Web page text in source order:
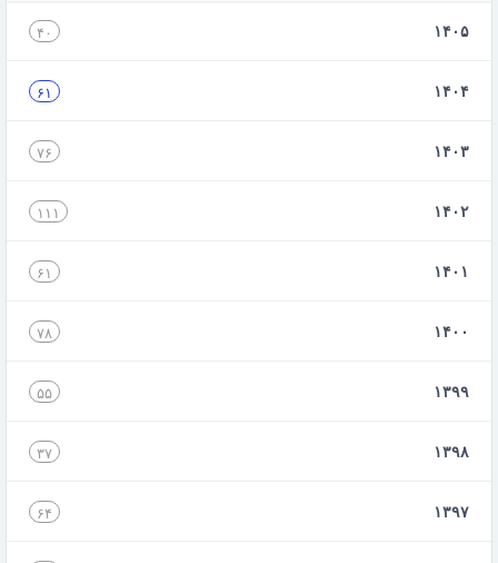
۱۴۰۵ ۴۰
۱۴۰۴ ۶۱
۱۴۰۳ ۷۶
۱۴۰۲ ۱۱۱
۱۴۰۱ ۶۱
۱۴۰۰ ۷۸
۱۳۹۹ ۵۵
۱۳۹۸ ۳۷
۱۳۹۷ ۶۴